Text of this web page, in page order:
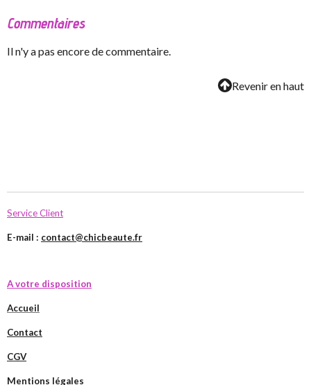
Commentaires
Il n'y a pas encore de commentaire.
Revenir en haut
Service Client
E-mail : contact@chicbeaute.fr
A votre disposition
Accueil
Contact
CGV
Mentions légales